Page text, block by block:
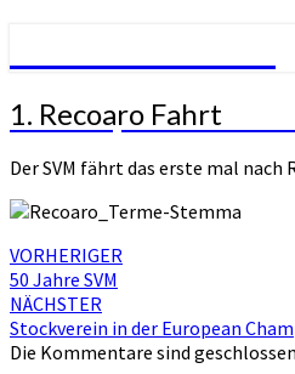
SVM – Sportverein
1.
Recoaro
Fahrt
1. Recoaro Fahrt
Der SVM fährt das erste mal nach
Beitragsnavigation
VORHERIGER
50 Jahre SVM
NÄCHSTER
Stockverein in der European
Die Kommentare sind